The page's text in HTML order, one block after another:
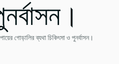
পায়ের গোড়ালির ব্যথা চিকিৎসা ও পুনর্বাসন।